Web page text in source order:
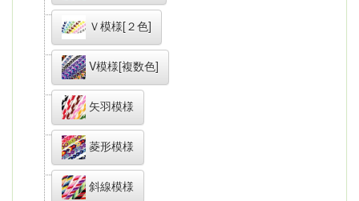
Ｖ模様[２色]
V模様[複数色]
矢羽模様
菱形模様
斜線模様